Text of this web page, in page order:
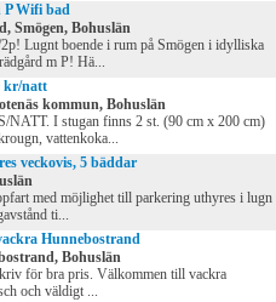
P Wifi bad
Smögen, Bohuslän
Lugnt boende i rum på Smögen i idylliska
m P! Hä...
kr/natt
kommun, Bohuslän
I stugan finns 2 st. (90 cm x 200 cm)
vattenkoka...
veckovis, 5 bäddar
med möjlighet till parkering uthyres i lugn
ti...
Hunnebostrand
Bohuslän
för bra pris. Välkommen till vackra
och väldigt ...